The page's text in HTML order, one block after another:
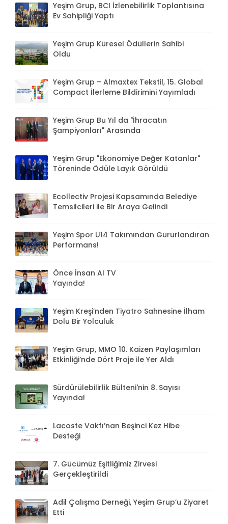
Yeşim Grup, BCI İzlenebilirlik Toplantısına
Ev Sahipliği Yaptı
Yeşim Grup Küresel Ödüllerin Sahibi
Oldu
Yeşim Grup – Almaxtex Tekstil, 15. Global
Compact İlerleme Bildirimini Yayımladı
Yeşim Grup Bu Yıl da "İhracatın
Şampiyonları" Arasında
Yeşim Grup "Ekonomiye Değer Katanlar"
Töreninde Ödüle Layık Görüldü
Ecollectiv Projesi Kapsamında Belediye
Temsilcileri ile Bir Araya Gelindi
Yeşim Spor U14 Takımından Gururlandıran
Performans!
Önce İnsan AI TV
Yayında!
Yeşim Kreşi’nden Tiyatro Sahnesine İlham
Dolu Bir Yolculuk
Yeşim Grup, MMO 10. Kaizen Paylaşımları
Etkinliği’nde Dört Proje ile Yer Aldı
Sürdürülebilirlik Bülteni'nin 8. Sayısı
Yayında!
Lacoste Vakfı’nan Beşinci Kez Hibe
Desteği
7. Gücümüz Eşitliğimiz Zirvesi
Gerçekleştirildi
Adil Çalışma Derneği, Yeşim Grup’u Ziyaret
Etti